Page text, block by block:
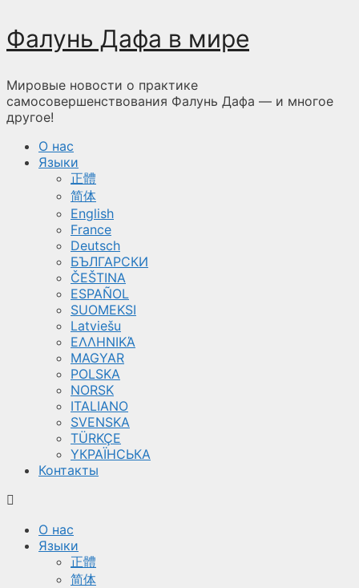
Перейти
к
Фалунь Дафа в мире
Мировые новости о практике
самосовершенствования Фалунь Дафа — и многое
другое!
О нас
Языки
正體
简体
English
France
Deutsch
БЪЛГАРСКИ
ČEŠTINA
ESPAÑOL
SUOMEKSI
Latviešu
ΕΛΛΗΝΙΚΆ
MAGYAR
POLSKA
NORSK
ITALIANO
SVENSKA
TÜRKÇE
YКРАЇНСЬКА
Контакты
О нас
Языки
正體
简体